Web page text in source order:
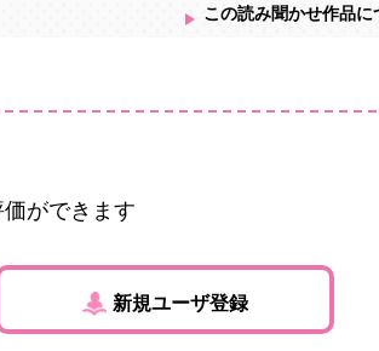
この読み聞かせ作品に
ができます
新規ユーザ登録